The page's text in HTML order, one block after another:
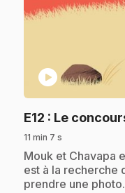
play_circle
E12 : Le
11 min 7 s
.Mouk et Chavapa
est à la recherche
prendre une